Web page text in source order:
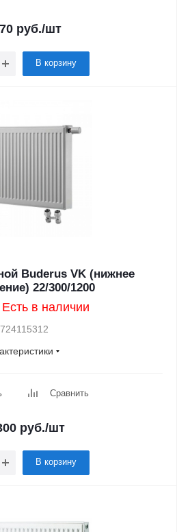
руб./шт
В корзину
Buderus VK (нижнее
22/300/1200
Есть в наличии
Сравнить
руб./шт
В корзину